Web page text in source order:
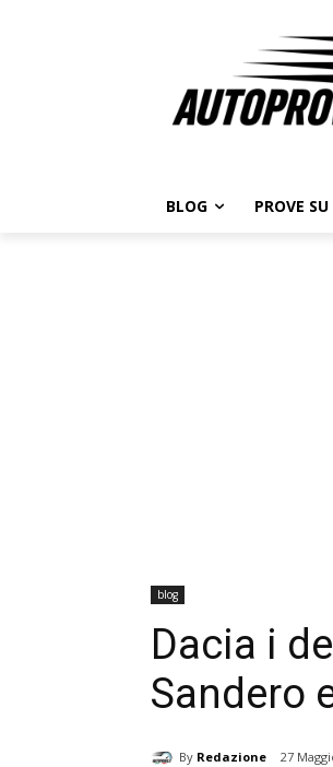
BLOG PROVE
blog
Dacia i
Sandero
By Redazione 27